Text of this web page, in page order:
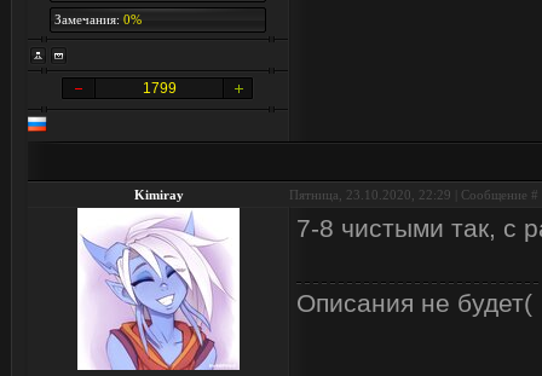
Замечания: 0%
1799
Kimiray Пятница, 23.10.2020, 22:29 | Сообщение #
7-8 чистыми так, с
Описания не будет(